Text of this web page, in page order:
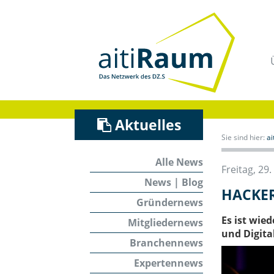
Aktuelles
Alle News
News | Blog
Gründernews
Mitgliedernews
Branchennews
Expertennews
Sie sind hier:
Freitag,
Es ist
und